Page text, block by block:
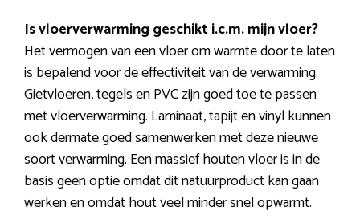
Is vloerverwarming geschikt i.c.m. mijn vloer?
Het vermogen van een vloer om warmte door te laten
is bepalend voor de effectiviteit van de verwarming.
Gietvloeren, tegels en PVC zijn goed toe te passen
met vloerverwarming. Laminaat, tapijt en vinyl kunnen
ook dermate goed samenwerken met deze nieuwe
soort verwarming. Een massief houten vloer is in de
basis geen optie omdat dit natuurproduct kan gaan
werken en omdat hout veel minder snel opwarmt.